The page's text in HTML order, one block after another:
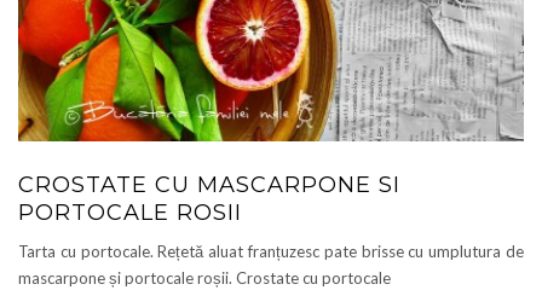
CROSTATE CU MASCARPONE SI
PORTOCALE ROSII
Tarta cu portocale. Rețetă aluat franțuzesc pate brisse cu umplutura de
mascarpone și portocale roșii. Crostate cu portocale